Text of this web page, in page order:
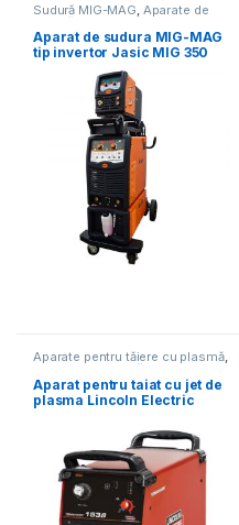
Sudură MIG-MAG Aparate de
sudură
Aparat de sudura MIG-MAG
tip invertor Jasic MIG 350
Pulse Synergic
Aparate pentru tăiere cu plasmă,
Aparate de sudură
Aparat pentru taiat cu jet de
plasma Lincoln Electric
taiere maxima 40 mm